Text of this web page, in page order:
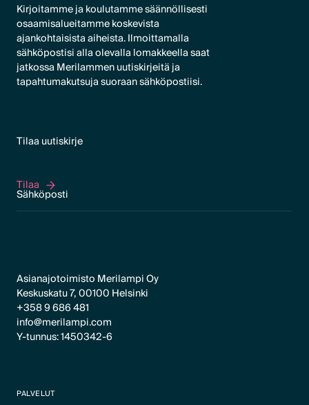
Kirjoitamme ja koulutamme säännöllisesti
osaamisalueitamme koskevista
ajankohtaisista aiheista. Ilmoittamalla
sähköpostisi alla olevalla lomakkeella saat
jatkossa Merilammen uutiskirjeitä ja
tapahtumakutsuja suoraan sähköpostiisi.
Tilaa uutiskirje
Tilaa
Tilaa
Asianajotoimisto Merilampi Oy
Keskuskatu 7, 00100 Helsinki
+358 9 686 481
info@merilampi.com
Y-tunnus: 1450342-6
PALVELUT